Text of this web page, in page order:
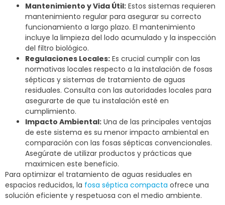
Mantenimiento y Vida Útil: Estos sistemas requieren
mantenimiento regular para asegurar su correcto
funcionamiento a largo plazo. El mantenimiento
incluye la limpieza del lodo acumulado y la inspección
del filtro biológico.
Regulaciones Locales: Es crucial cumplir con las
normativas locales respecto a la instalación de fosas
sépticas y sistemas de tratamiento de aguas
residuales. Consulta con las autoridades locales para
asegurarte de que tu instalación esté en
cumplimiento.
Impacto Ambiental: Una de las principales ventajas
de este sistema es su menor impacto ambiental en
comparación con las fosas sépticas convencionales.
Asegúrate de utilizar productos y prácticas que
maximicen este beneficio.
Para optimizar el tratamiento de aguas residuales en
espacios reducidos, la fosa séptica compacta ofrece una
solución eficiente y respetuosa con el medio ambiente.